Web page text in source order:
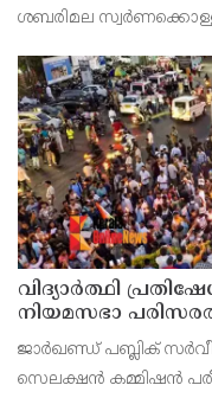
ശബരിമല
വിദ്യാര്‍ത്ഥി
നിയമസഭാ
ജാര്‍ഖണ്ഡ് പബ്ലിക്
സെലക്ഷന്‍ കമ്മിഷന്‍